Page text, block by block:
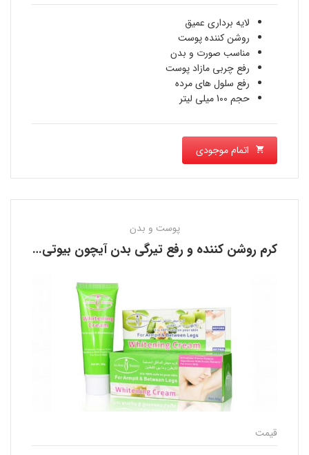
لایه برداری عمیق
روشن کننده پوست
مناسب صورت و بدن
رفع چربی مازاد پوست
رفع سلول های مرده
حجم 100 میلی لیتر
اتمام موجودی
پوست و بدن
کرم روشن کننده و رفع تیرگی بدن آیچون بیوتی AICHUN BEAUTY
قیمت